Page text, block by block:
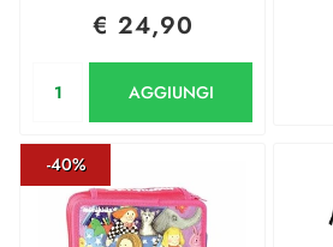
€ 24,90
AGGIUNGI
-40%